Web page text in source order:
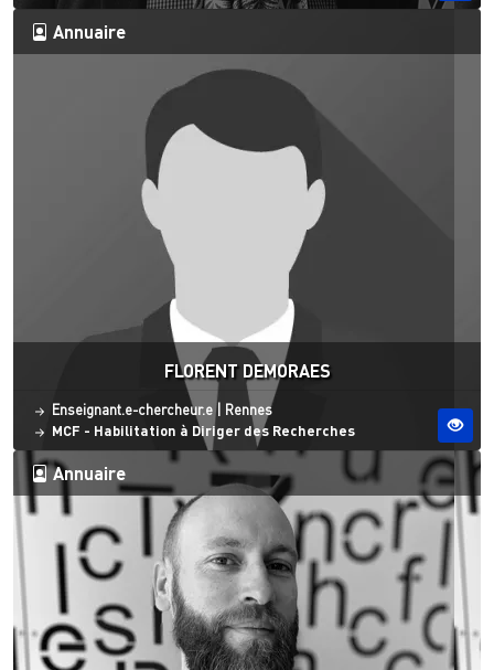
Annuaire
FLORENT DEMORAES
Statut
Enseignant.e-chercheur.e| Site ESO
Rennes
MCF - Habilitation à Diriger des Recherches
Annuaire